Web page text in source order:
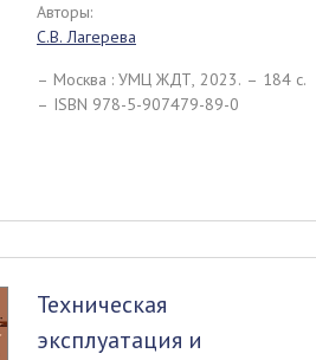
Авторы:
С.В. Лагерева
– Москва : УМЦ ЖДТ, 2023. – 184 c.
– ISBN 978-5-907479-89-0
Техническая
эксплуатация и